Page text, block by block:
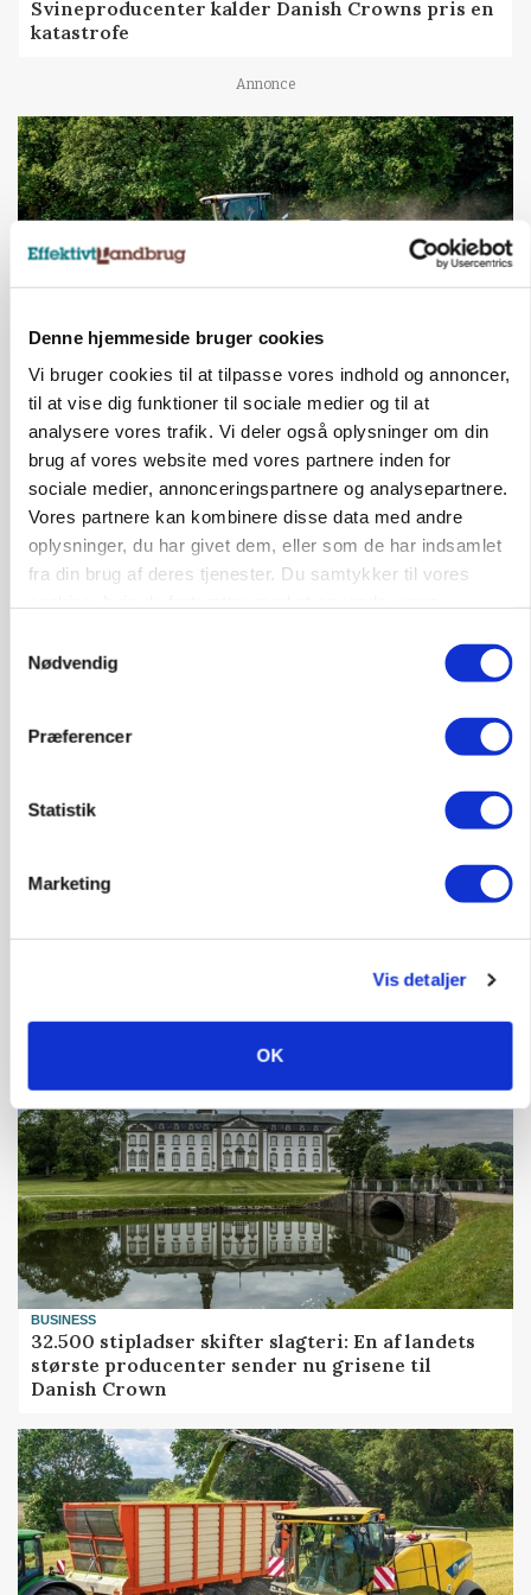
Denne hjemmeside bruger cookies
Vi bruger cookies til at tilpasse vores indhold og annoncer,
til at vise dig funktioner til sociale medier og til at
analysere vores trafik. Vi deler også oplysninger om din
brug af vores website med vores partnere inden for
sociale medier, annonceringspartnere og analysepartnere.
Vores partnere kan kombinere disse data med andre
oplysninger, du har givet dem, eller som de har indsamlet
fra din brug af deres tjenester. Du samtykker til vores
Nødvendig
Præferencer
Statistik
Marketing
Vis detaljer
OK
Svineproducenter kalder Danish Crowns pris en
katastrofe
Annonce
MASKINER
Forserie til selvkørende skårlægger afprøves i år
Annonce
ARRANGEMENT
Markvandring sætter fokus på elefantgræs
Loading...
BUSINESS
32.500 stipladser skifter slagteri: En af landets
største producenter sender nu grisene til
Danish Crown